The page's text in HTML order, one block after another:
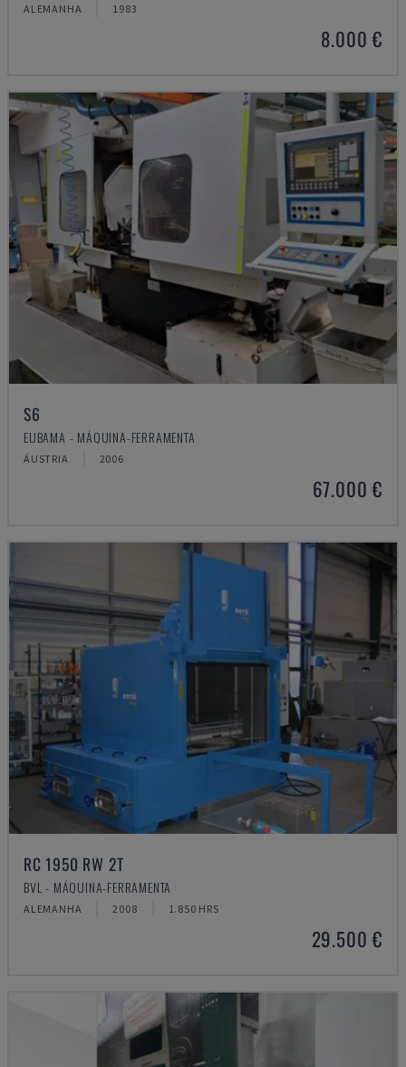
ALEMANHA 1983
8.000 €
S6
EUBAMA - MÁQUINA-FERRAMENTA
ÁUSTRIA 2006
67.000 €
RC 1950 RW 2T
BVL - MÁQUINA-FERRAMENTA
ALEMANHA 2008 1.850 HRS
29.500 €